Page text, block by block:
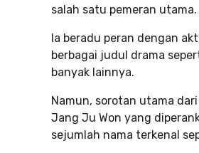
salah satu pemeran utama.
Ia beradu peran dengan
berbagai judul drama
banyak lainnya.
Namun, sorotan utama
Jang Ju Won yang
sejumlah nama terkenal